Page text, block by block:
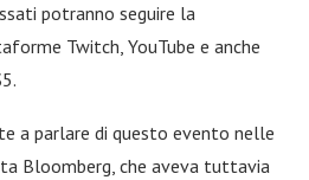
potranno seguire la
Twitch, YouTube e anche
a parlare di questo evento nelle
Bloomberg, che aveva tuttavia